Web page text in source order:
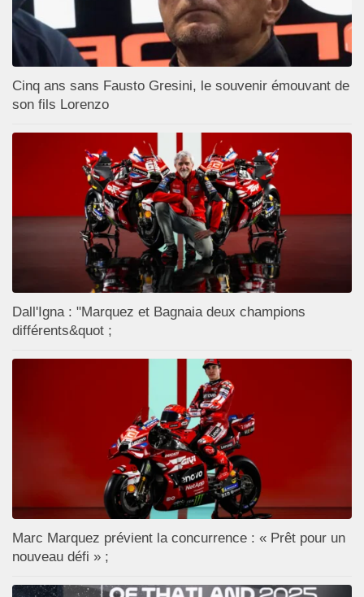
Cinq ans sans Fausto Gresini, le souvenir émouvant de
son fils Lorenzo
Dall'Igna : "Marquez et Bagnaia deux champions
différents&quot ;
Marc Marquez prévient la concurrence : « Prêt pour un
nouveau défi » ;